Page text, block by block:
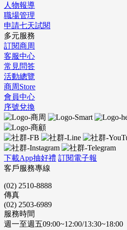
人物報導
職場管理
申請七天試閱
多元服務
訂閱商周
客服中心
常見問答
活動總覽
商周Store
會員中心
序號兌換
下載App抽好禮 訂閱電子報
客戶服務專線
(02) 2510-8888
傳真
(02) 2503-6989
服務時間
週一至週五09:00~12:00/13:30~18:00